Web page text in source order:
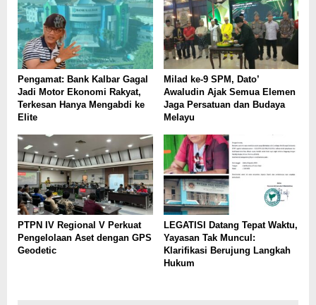
Pengamat: Bank Kalbar Gagal
Jadi Motor Ekonomi Rakyat,
Terkesan Hanya Mengabdi ke
Elite
Milad ke-9 SPM, Dato’
Awaludin Ajak Semua Elemen
Jaga Persatuan dan Budaya
Melayu
PTPN IV Regional V Perkuat
Pengelolaan Aset dengan GPS
Geodetic
LEGATISI Datang Tepat Waktu,
Yayasan Tak Muncul:
Klarifikasi Berujung Langkah
Hukum